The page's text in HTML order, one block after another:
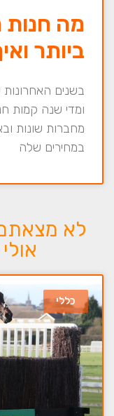
מה חנות
ביותר
בשנים האחרונות
ומדי שנה קמות
מחברות שונות
במחירים שלה
לא
כללי